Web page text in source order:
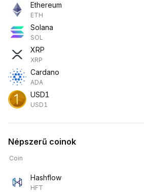
Ethereum
ETH
Solana
SOL
XRP
XRP
Cardano
ADA
USD1
USD1
Népszerű coinok
Coin
Hashflow
HFT